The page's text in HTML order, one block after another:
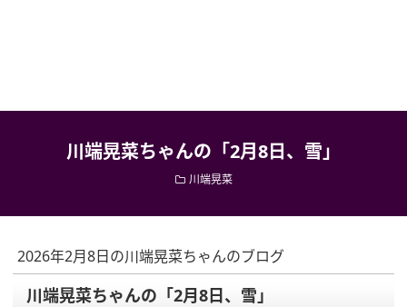
川端晃菜ちゃんの「2月8日、雪」
川端晃菜
2026年2月8日の川端晃菜ちゃんのブログ
川端晃菜ちゃんの「2月8日、雪」